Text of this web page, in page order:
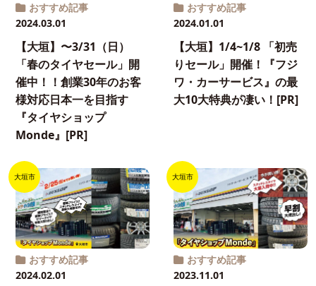
おすすめ記事
2024.03.01
【大垣】〜3/31（日）
「春のタイヤセール」開
催中！！創業30年のお客
様対応日本一を目指す
『タイヤショップ
Monde』[PR]
おすすめ記事
2024.01.01
【大垣】1/4~1/8 「初売
りセール」開催！『フジ
ワ・カーサービス』の最
大10大特典が凄い！[PR]
大垣市
おすすめ記事
2024.02.01
大垣市
おすすめ記事
2023.11.01